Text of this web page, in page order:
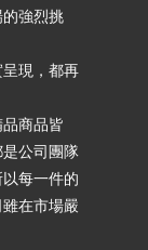
強烈挑
現，都再
商品皆
公司團隊
每一件的
在市場嚴